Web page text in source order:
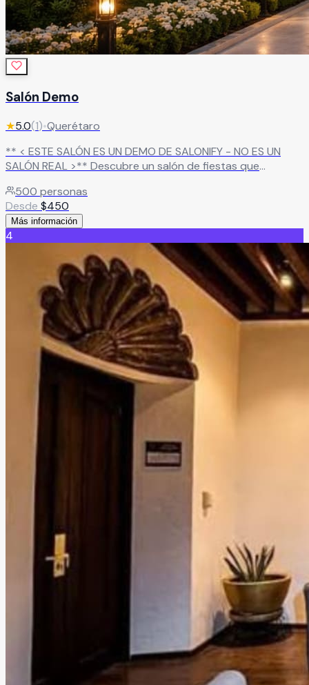
Salón Demo
★5.0(1)•Querétaro
** < ESTE SALÓN ES UN DEMO DE SALONIFY - NO ES UN
SALÓN REAL >** Descubre un salón de fiestas que
hacer de cada evento una experiencia memorable. Su
imponente fachada de estilo contemporáneo, rodeada de
iluminación cálida y áreas verdes cuidadosamente
diseñadas, crea una primera impresión espectacular desde
el primer momento
Leer más
500 personas
Desde $450
Más información
4